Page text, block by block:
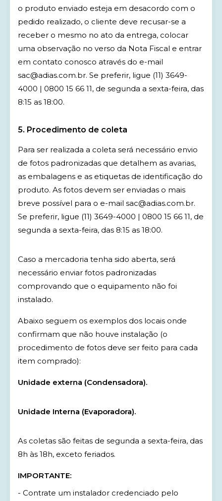
o produto enviado esteja em desacordo com o
pedido realizado, o cliente deve recusar-se a
receber o mesmo no ato da entrega, colocar
uma observação no verso da Nota Fiscal e entrar
em contato conosco através do e-mail
sac@adias.com.br. Se preferir, ligue (11) 3649-
4000 | 0800 15 66 11, de segunda a sexta-feira, das
8:15 as 18:00.
5. Procedimento de coleta
Para ser realizada a coleta será necessário envio
de fotos padronizadas que detalhem as avarias,
as embalagens e as etiquetas de identificação do
produto. As fotos devem ser enviadas o mais
breve possível para o e-mail sac@adias.com.br.
Se preferir, ligue (11) 3649-4000 | 0800 15 66 11, de
segunda a sexta-feira, das 8:15 as 18:00.
Caso a mercadoria tenha sido aberta, será
necessário enviar fotos padronizadas
comprovando que o equipamento não foi
instalado.
Abaixo seguem os exemplos dos locais onde
confirmam que não houve instalação (o
procedimento de fotos deve ser feito para cada
item comprado):
Unidade externa (Condensadora).
Unidade Interna (Evaporadora).
As coletas são feitas de segunda a sexta-feira, das
8h às 18h, exceto feriados.
IMPORTANTE:
- Contrate um instalador credenciado pelo